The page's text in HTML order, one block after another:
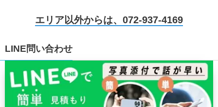
エリア以外からは、072-937-4169
LINE問い合わせ